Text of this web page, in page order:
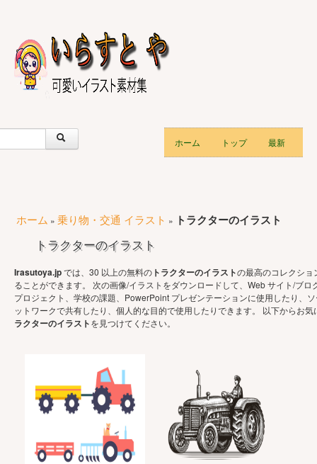
ホーム トップ 最新
ホーム » 乗り物・交通 イラスト » トラクターのイラスト
トラクターのイラスト
Irasutoya.jpでは、30 以上の無料の トラクターのイラストの最高のコレクショ
ることができます。 次の画像/イラストをダウンロードして、Web サイト/ブロ
プロジェクト、学校の課題、PowerPoint プレゼンテーションに使用したり、
ットワークで共有したり、個人的な目的で使用したりできます。 以下からお気
ラクターのイラストを見つけてください。